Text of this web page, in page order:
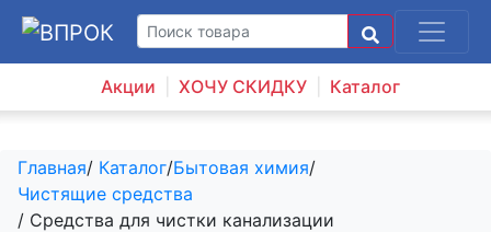
Акции ХОЧУ СКИДКУ Каталог
Главная/ Каталог/Бытовая химия/
Чистящие средства
/ Средства для чистки канализации